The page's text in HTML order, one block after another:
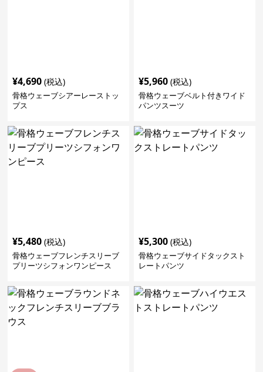
¥4,690 (税込)
骨格ウェーブシアーレーストッ
プス
¥5,960 (税込)
骨格ウェーブベルト付きワイド
パンツスーツ
¥5,480 (税込)
骨格ウェーブフレンチスリーブ
プリーツシフォンワンピース
¥5,300 (税込)
骨格ウェーブサイドタックスト
レートパンツ